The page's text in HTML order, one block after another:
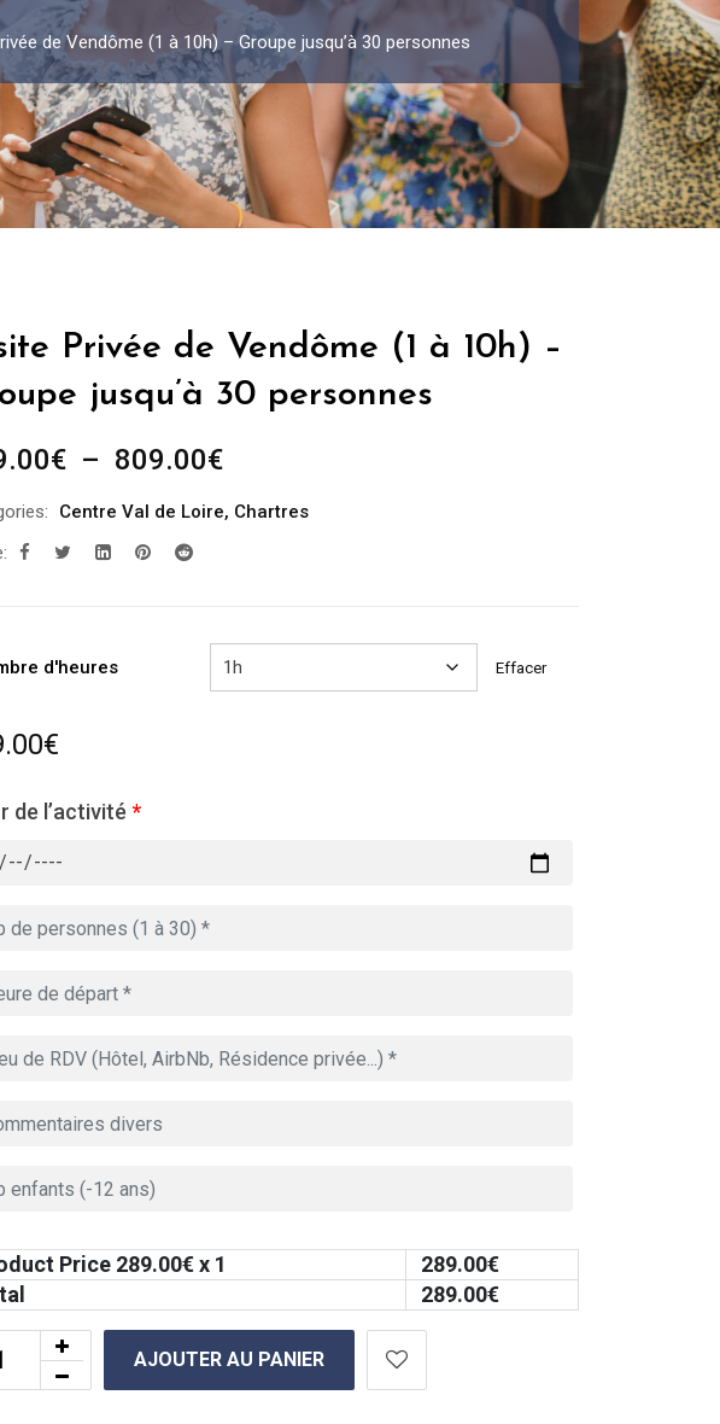
de Vendôme (1 à 10h) – Groupe jusqu’à 30 personnes
Privée de Vendôme (1 à 10h) –
jusqu’à 30 personnes
€ – 809.00€Plage
prix :
Centre Val de Loire, Chartres
d'heures Effacer
€
de l’activité *
Price 289.00€ x 1 289.00€
289.00€
AJOUTER AU PANIER